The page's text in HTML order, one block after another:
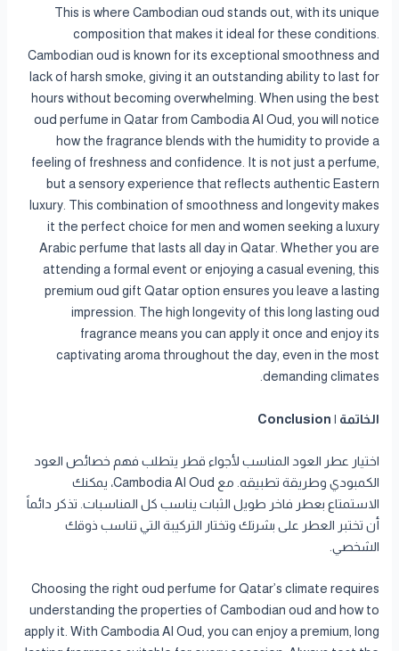
This is where Cambodian oud stands out, with its unique
composition that makes it ideal for these conditions.
Cambodian oud is known for its exceptional smoothness and
lack of harsh smoke, giving it an outstanding ability to last for
hours without becoming overwhelming. When using the best
oud perfume in Qatar from Cambodia Al Oud, you will notice
how the fragrance blends with the humidity to provide a
feeling of freshness and confidence. It is not just a perfume,
but a sensory experience that reflects authentic Eastern
luxury. This combination of smoothness and longevity makes
it the perfect choice for men and women seeking a luxury
Arabic perfume that lasts all day in Qatar. Whether you are
attending a formal event or enjoying a casual evening, this
premium oud gift Qatar option ensures you leave a lasting
impression. The high longevity of this long lasting oud
fragrance means you can apply it once and enjoy its
captivating aroma throughout the day, even in the most
demanding climates.
الخاتمة | Conclusion
اختيار عطر العود المناسب لأجواء قطر يتطلب فهم خصائص العود
الكمبودي وطريقة تطبيقه. مع Cambodia Al Oud، يمكنك
الاستمتاع بعطر فاخر طويل الثبات يناسب كل المناسبات. تذكر دائماً
أن تختبر العطر على بشرتك وتختار التركيبة التي تناسب ذوقك
الشخصي.
Choosing the right oud perfume for Qatar’s climate requires
understanding the properties of Cambodian oud and how to
apply it. With Cambodia Al Oud, you can enjoy a premium, long